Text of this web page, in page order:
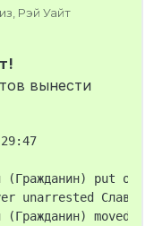
Рэй Уайт
фри дамаг и фан
меня убил у
за полицейского
меня два
отыгрываю
вынести
put on
Слава
moved